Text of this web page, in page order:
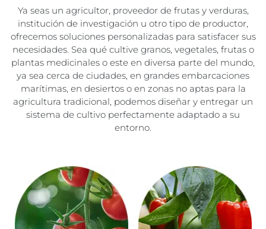
Ya seas un agricultor, proveedor de frutas y verduras,
institución de investigación u otro tipo de productor,
ofrecemos soluciones personalizadas para satisfacer sus
necesidades. Sea qué cultive granos, vegetales, frutas o
plantas medicinales o este en diversa parte del mundo,
ya sea cerca de ciudades, en grandes embarcaciones
marítimas, en desiertos o en zonas no aptas para la
agricultura tradicional, podemos diseñar y entregar un
sistema de cultivo perfectamente adaptado a su
entorno.